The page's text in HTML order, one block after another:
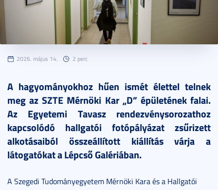
2026. május 14. 2 perc
A hagyományokhoz hűen ismét élettel telnek
meg az SZTE Mérnöki Kar „D” épületének falai.
Az Egyetemi Tavasz rendezvénysorozathoz
kapcsolódó hallgatói fotópályázat zsűrizett
alkotásaiból összeállított kiállítás várja a
látogatókat a Lépcső Galériában.
A Szegedi Tudományegyetem Mérnöki Kara és a Hallgatói